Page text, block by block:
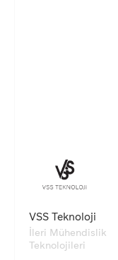
VSS Teknoloji
İleri Mühendislik
Teknolojileri